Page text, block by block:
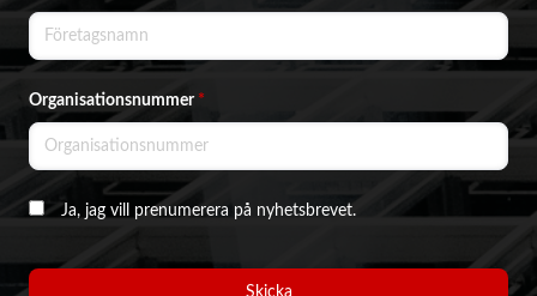
Organisationsnummer *
Ja, jag vill prenumerera på nyhetsbrevet.
Skicka